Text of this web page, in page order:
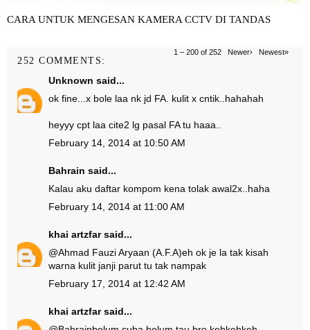
CARA UNTUK MENGESAN KAMERA CCTV DI TANDAS
252 COMMENTS:
1 – 200 of 252 Newer› Newest»
Unknown said...
ok fine...x bole laa nk jd FA. kulit x cntik..hahahah
heyyy cpt laa cite2 lg pasal FA tu haaa..
February 14, 2014 at 10:50 AM
Bahrain said...
Kalau aku daftar kompom kena tolak awal2x..haha
February 14, 2014 at 11:00 AM
khai artzfarsaid...
@Ahmad Fauzi Aryaan (A.F.A)eh ok je la tak kisah
warna kulit janji parut tu tak nampak
February 17, 2014 at 12:42 AM
khai artzfarsaid...